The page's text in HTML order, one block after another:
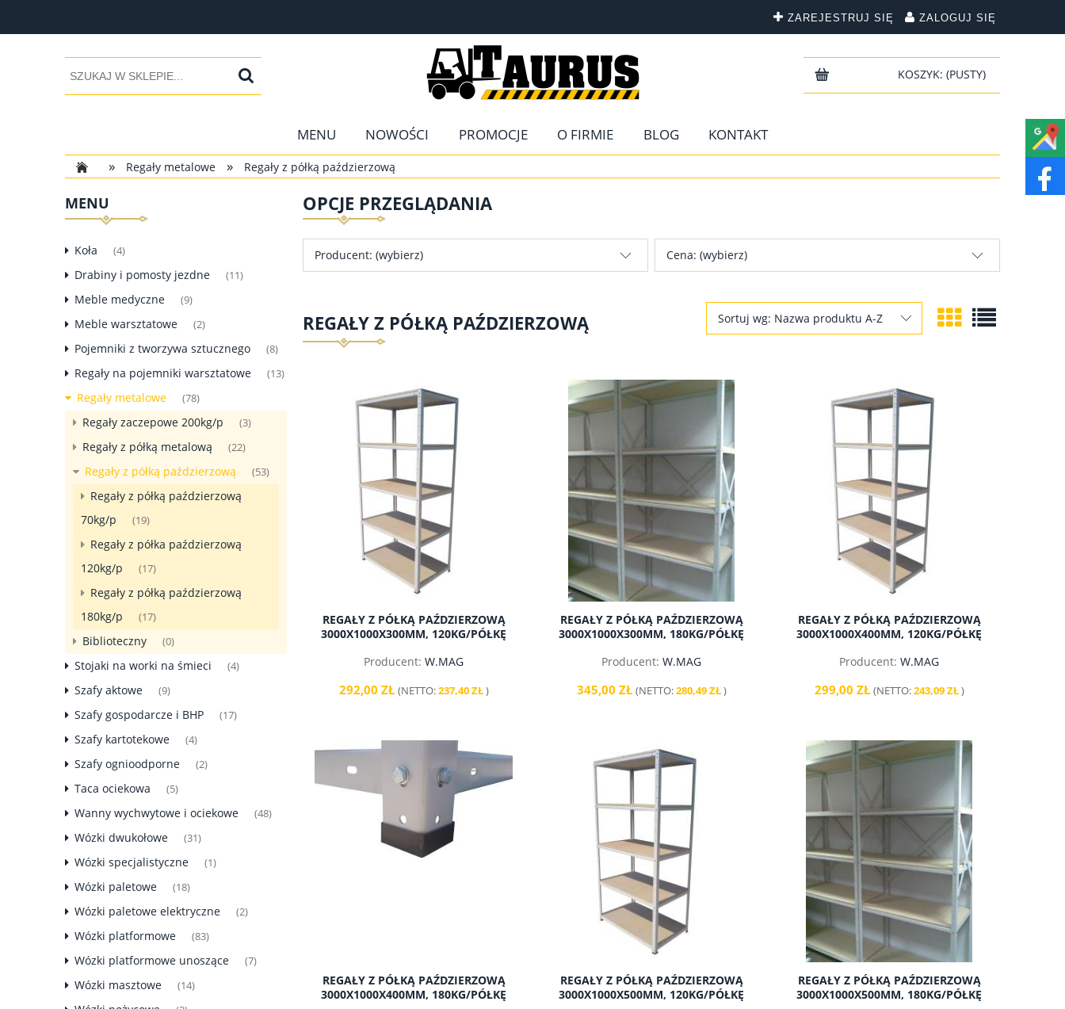
ZAREJESTRUJ SIĘ ZALOGUJ SIĘ
KOSZYK: (PUSTY)
MENU NOWOŚCI PROMOCJE O FIRMIE BLOG
KONTAKT
»
Regały metalowe » Regały z półką paździerzową
MENU
Koła (4)
Drabiny i pomosty jezdne (11)
Meble medyczne (9)
Meble warsztatowe (2)
Pojemniki z tworzywa sztucznego (8)
Regały na pojemniki warsztatowe (13)
Regały metalowe (78)
Regały zaczepowe 200kg/p (3)
Regały z półką metalową (22)
Regały z półką paździerzową (53)
Regały z półką paździerzową
70kg/p
(19)
Regały z półka paździerzową
120kg/p
(17)
Regały z półką paździerzową
180kg/p
(17)
Biblioteczny (0)
Stojaki na worki na śmieci (4)
Szafy aktowe (9)
Szafy gospodarcze i BHP (17)
Szafy kartotekowe (4)
Szafy ognioodporne (2)
Taca ociekowa (5)
Wanny wychwytowe i ociekowe (48)
Wózki dwukołowe (31)
Wózki specjalistyczne (1)
Wózki paletowe (18)
Wózki paletowe elektryczne (2)
Wózki platformowe (83)
Wózki platformowe unoszące (7)
Wózki masztowe (14)
OPCJE PRZEGLĄDANIA
Producent: (wybierz) Cena: (wybierz)
REGAŁY Z PÓŁKĄ PAŹDZIERZOWĄ Sortuj wg: Nazwa produktu A-Z
REGAŁY Z PÓŁKĄ PAŹDZIERZOWĄ
3000X1000X300MM, 120KG/PÓŁKĘ
Producent: W.MAG
292,00 ZŁ (NETTO:237,40 ZŁ)
REGAŁY Z PÓŁKĄ PAŹDZIERZOWĄ
3000X1000X300MM, 180KG/PÓŁKĘ
Producent: W.MAG
345,00 ZŁ (NETTO:280,49 ZŁ)
REGAŁY Z PÓŁKĄ PAŹDZIERZOWĄ
3000X1000X400MM, 120KG/PÓŁKĘ
Producent: W.MAG
299,00 ZŁ (NETTO:243,09 ZŁ)
REGAŁY Z PÓŁKĄ PAŹDZIERZOWĄ
3000X1000X400MM, 180KG/PÓŁKĘ
REGAŁY Z PÓŁKĄ PAŹDZIERZOWĄ
3000X1000X500MM, 120KG/PÓŁKĘ
REGAŁY Z PÓŁKĄ PAŹDZIERZOWĄ
3000X1000X500MM, 180KG/PÓŁKĘ